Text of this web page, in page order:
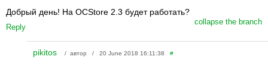
Добрый день! На OCStore 2.3 будет работать?
Reply
collapse the branch
pikitos / автор / 20 June 2018 16:11:38 #